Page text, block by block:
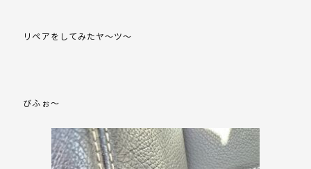
リペアをしてみたヤ～ツ～
びふぉ～